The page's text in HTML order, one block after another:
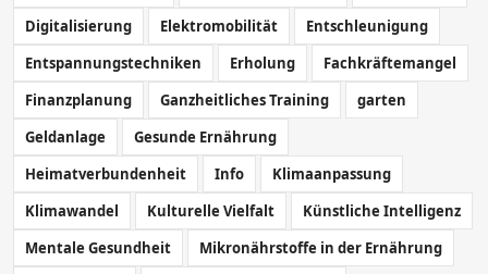
Digitalisierung
Elektromobilität
Entschleunigung
Entspannungstechniken
Erholung
Fachkräftemangel
Finanzplanung
Ganzheitliches Training
garten
Geldanlage
Gesunde Ernährung
Heimatverbundenheit
Info
Klimaanpassung
Klimawandel
Kulturelle Vielfalt
Künstliche Intelligenz
Mentale Gesundheit
Mikronährstoffe in der Ernährung